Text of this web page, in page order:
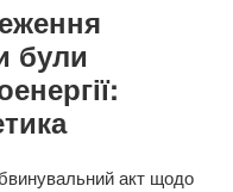
були
акт щодо